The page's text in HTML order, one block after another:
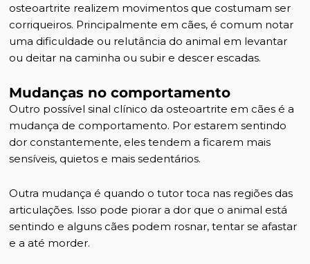
osteoartrite realizem movimentos que costumam ser
corriqueiros. Principalmente em cães, é comum notar
uma dificuldade ou relutância do animal em levantar
ou deitar na caminha ou subir e descer escadas.
Mudanças no comportamento
Outro possível sinal clínico da osteoartrite em cães é a
mudança de comportamento. Por estarem sentindo
dor constantemente, eles tendem a ficarem mais
sensíveis, quietos e mais sedentários.
Outra mudança é quando o tutor toca nas regiões das
articulações. Isso pode piorar a dor que o animal está
sentindo e alguns cães podem rosnar, tentar se afastar
e a até morder.